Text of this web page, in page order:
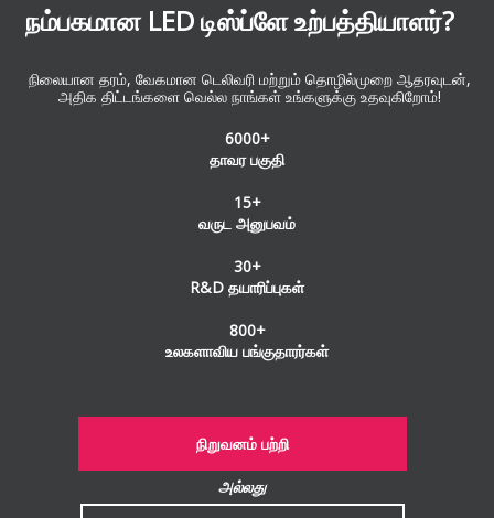
நம்பகமான LED டிஸ்ப்ளே உற்பத்தியாளர்?
நிலையான தரம், வேகமான டெலிவரி மற்றும் தொழில்முறை ஆதரவுடன்,
அதிக திட்டங்களை வெல்ல நாங்கள் உங்களுக்கு உதவுகிறோம்!
6000+
தாவர பகுதி
15+
வருட அனுபவம்
30+
R&D தயாரிப்புகள்
800+
உலகளாவிய பங்குதாரர்கள்
நிறுவனம் பற்றி
அல்லது